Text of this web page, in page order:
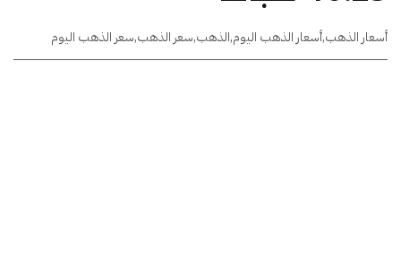
أسعار الذهب,أسعار الذهب اليوم,الذهب,سعر الذهب,سعر الذهب اليوم